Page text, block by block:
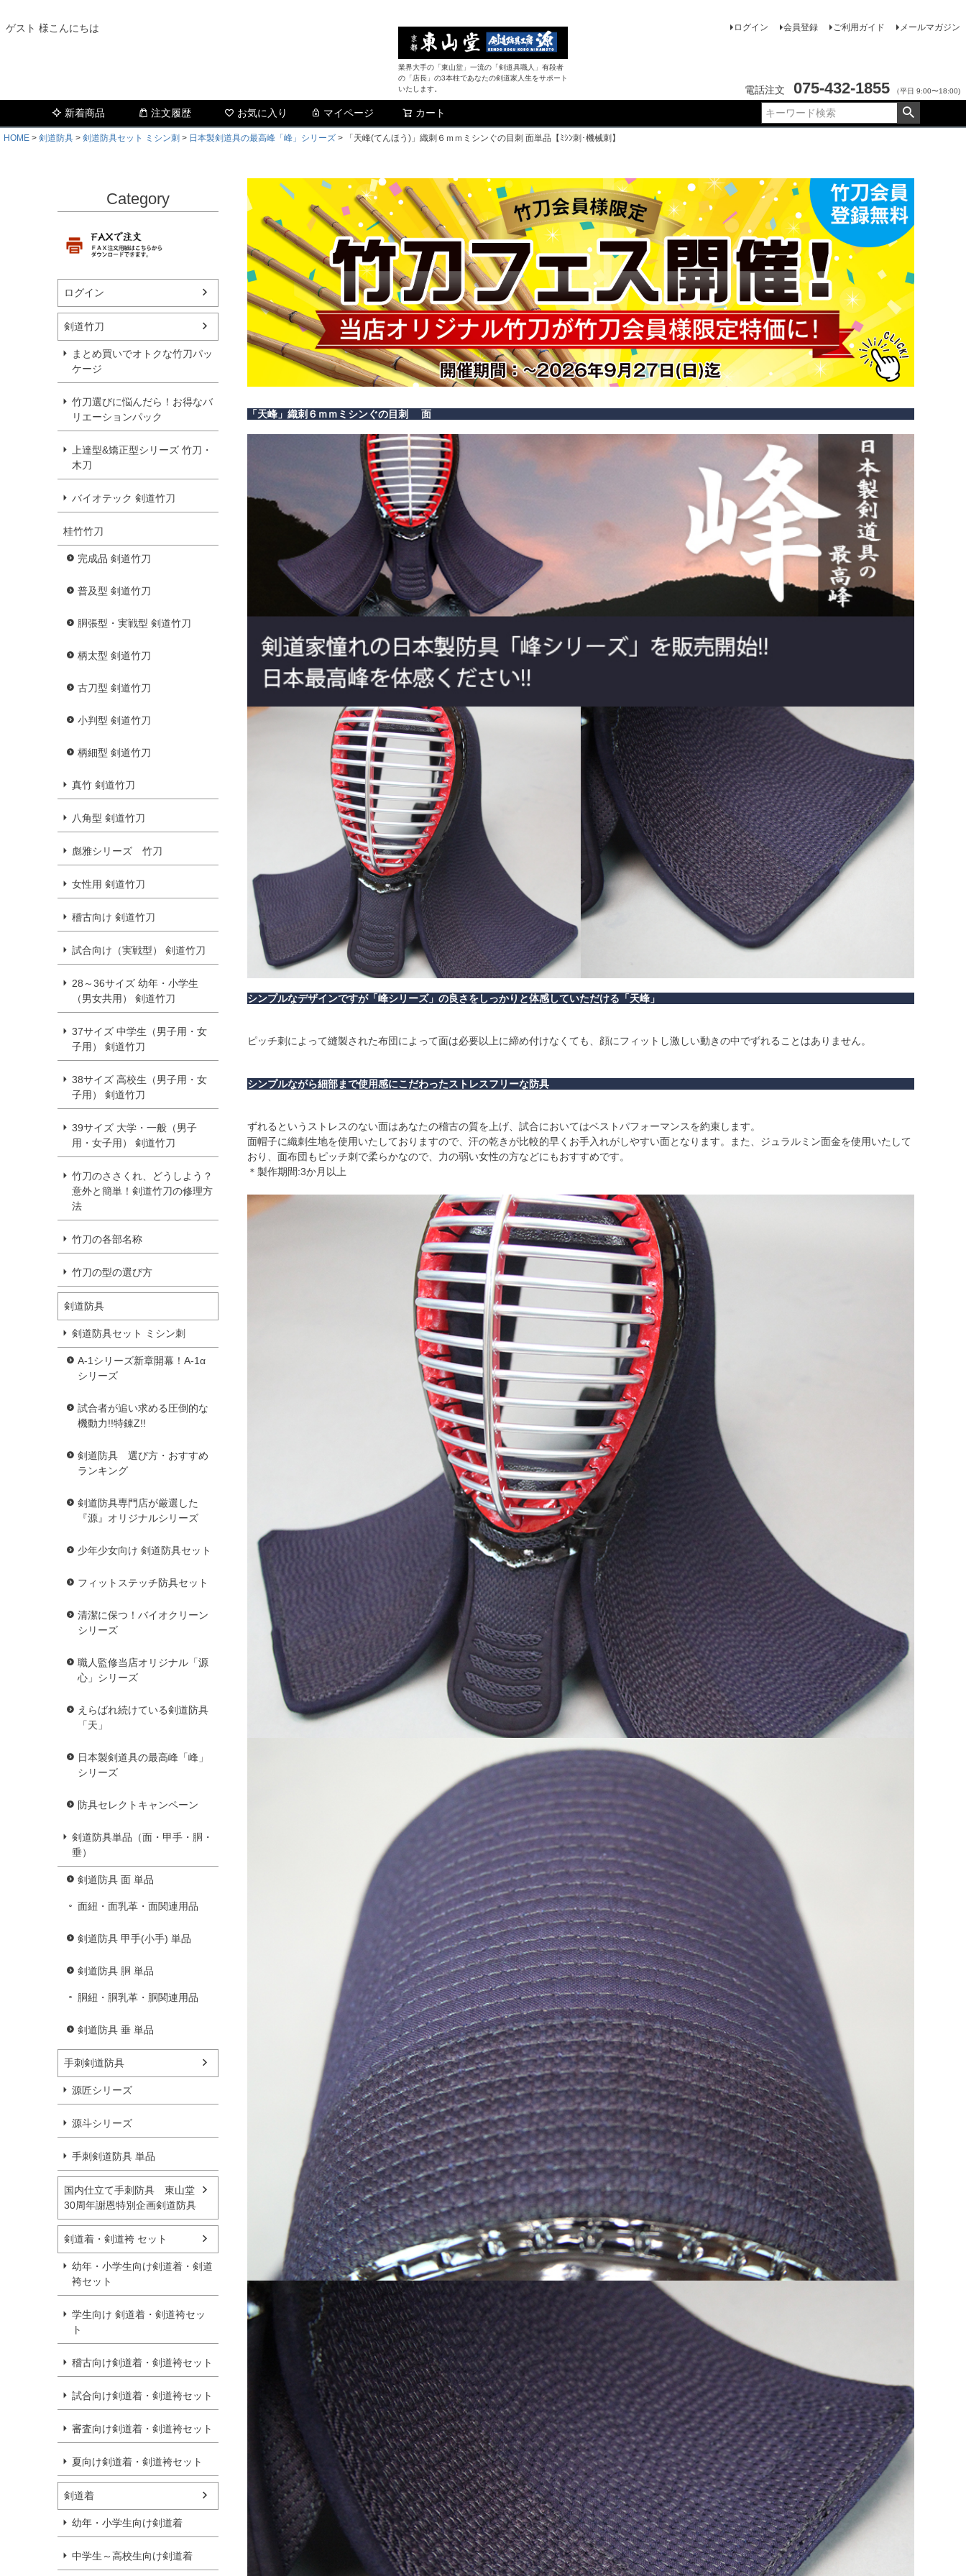
ゲスト 様こんにちは
業界大手の「東山堂」一流の「剣道具職人」有段者
の「店長」の3本柱であなたの剣道家人生をサポート
いたします。
ログイン 会員登録 ご利用ガイド メールマガジン
電話注文 075-432-1855 （平日 9:00〜18:00)
新着商品 注文履歴 お気に入り マイページ カート
HOME 剣道防具 剣道防具セット ミシン刺 日本製剣道具の最高峰「峰」シリーズ 「天峰(てんほう)」織刺６ｍｍミシンぐの目刺 面単品【ﾐｼﾝ刺･機械刺】
Category
ログイン
剣道竹刀
まとめ買いでオトクな竹刀パッ
ケージ
竹刀選びに悩んだら！お得なバ
リエーションパック
上達型&矯正型シリーズ 竹刀・
木刀
バイオテック 剣道竹刀
桂竹竹刀
完成品 剣道竹刀
普及型 剣道竹刀
胴張型・実戦型 剣道竹刀
柄太型 剣道竹刀
古刀型 剣道竹刀
小判型 剣道竹刀
柄細型 剣道竹刀
真竹 剣道竹刀
八角型 剣道竹刀
彪雅シリーズ 竹刀
女性用 剣道竹刀
稽古向け 剣道竹刀
試合向け（実戦型） 剣道竹刀
28～36サイズ 幼年・小学生
（男女共用） 剣道竹刀
37サイズ 中学生（男子用・女
子用） 剣道竹刀
38サイズ 高校生（男子用・女
子用） 剣道竹刀
39サイズ 大学・一般（男子
用・女子用） 剣道竹刀
竹刀のささくれ、どうしよう？
意外と簡単！剣道竹刀の修理方
法
竹刀の各部名称
竹刀の型の選び方
剣道防具
剣道防具セット ミシン刺
A-1シリーズ新章開幕！A-1α
シリーズ
試合者が追い求める圧倒的な
機動力!!特錬Z!!
剣道防具 選び方・おすすめ
ランキング
剣道防具専門店が厳選した
『源』オリジナルシリーズ
少年少女向け 剣道防具セット
フィットステッチ防具セット
清潔に保つ！バイオクリーン
シリーズ
職人監修当店オリジナル「源
心」シリーズ
えらばれ続けている剣道防具
「天」
日本製剣道具の最高峰「峰」
シリーズ
防具セレクトキャンペーン
剣道防具単品（面・甲手・胴・
垂）
剣道防具 面 単品
面紐・面乳革・面関連用品
剣道防具 甲手(小手) 単品
剣道防具 胴 単品
胴紐・胴乳革・胴関連用品
剣道防具 垂 単品
手刺剣道防具
源匠シリーズ
源斗シリーズ
手刺剣道防具 単品
国内仕立て手刺防具 東山堂
30周年謝恩特別企画剣道防具
剣道着・剣道袴 セット
幼年・小学生向け剣道着・剣道
袴セット
学生向け 剣道着・剣道袴セッ
ト
稽古向け剣道着・剣道袴セット
試合向け剣道着・剣道袴セット
審査向け剣道着・剣道袴セット
夏向け剣道着・剣道袴セット
剣道着
幼年・小学生向け剣道着
中学生～高校生向け剣道着
「天峰」織刺６ｍｍミシンぐの目刺 面
シンプルなデザインですが「峰シリーズ」の良さをしっかりと体感していただける「天峰」
ピッチ刺によって縫製された布団によって面は必要以上に締め付けなくても、顔にフィットし激しい動きの中でずれることはありません。
シンプルながら細部まで使用感にこだわったストレスフリーな防具
ずれるというストレスのない面はあなたの稽古の質を上げ、試合においてはベストパフォーマンスを約束します。
面帽子に織刺生地を使用いたしておりますので、汗の乾きが比較的早くお手入れがしやすい面となります。また、ジュラルミン面金を使用いたして
おり、面布団もピッチ刺で柔らかなので、力の弱い女性の方などにもおすすめです。
＊製作期間:3か月以上